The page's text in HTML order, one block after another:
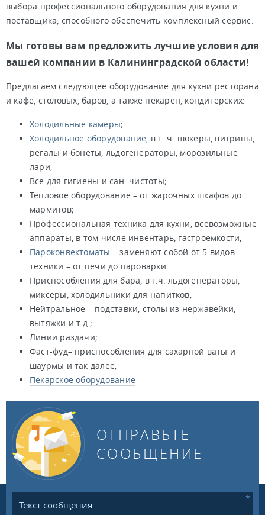
выбора профессионального оборудования для кухни и
поставщика, способного обеспечить комплексный сервис.
Мы готовы вам предложить лучшие условия для
вашей компании в Калининградской области!
Предлагаем следующее оборудование для кухни ресторана
и кафе, столовых, баров, а также пекарен, кондитерских:
Холодильные камеры;
Холодильное оборудование, в т. ч. шокеры, витрины,
регалы и бонеты, льдогенераторы, морозильные
лари;
Все для гигиены и сан. чистоты;
Тепловое оборудование – от жарочных шкафов до
мармитов;
Профессиональная техника для кухни, всевозможные
аппараты, в том числе инвентарь, гастроемкости;
Пароконвектоматы – заменяют собой от 5 видов
техники – от печи до пароварки.
Приспособления для бара, в т.ч. льдогенераторы,
миксеры, холодильники для напитков;
Нейтральное – подставки, столы из нержавейки,
вытяжки и т.д.;
Линии раздачи;
Фаст-фуд– приспособления для сахарной ваты и
шаурмы и так далее;
Пекарское оборудование
ОТПРАВЬТЕ
СООБЩЕНИЕ